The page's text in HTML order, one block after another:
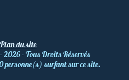
Plan du site
2026 - Tous Droits Réservés
personne(s) surfant sur ce site.